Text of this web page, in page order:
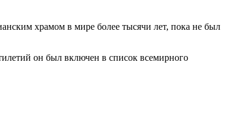
храмом в мире более тысячи лет, пока не был
он был включен в список всемирного